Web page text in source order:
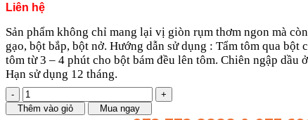
Liên hệ
Sản phẩm không chỉ mang lại vị giòn rụm thơm ngon mà
gạo, bột bắp, bột nở. Hướng dẫn sử dụng : Tẩm tôm qua
tôm từ 3 – 4 phút cho bột bám đều lên tôm. Chiên ngập
Hạn sử dụng 12 tháng.
Bột
Chiên
Xù
Thêm vào giỏ Mua ngay